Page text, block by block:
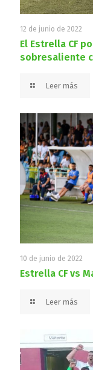
12 de junio de 2022
El Estrella CF
sobresaliente
Leer más
10 de junio de 2022
Estrella CF vs
Leer más